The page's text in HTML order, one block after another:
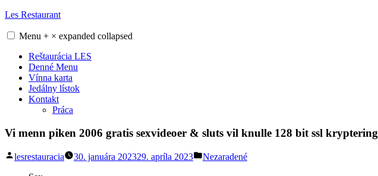
Skip
content
Les Restaurant
Menu + × expanded collapsed
Reštaurácia LES
Denné Menu
Vínna karta
Jedálny lístok
Kontakt
Práca
Vi menn piken 2006 gratis sexvideoer & sluts vil knulle 128 bit ssl kryptering
Posted
lesrestauracia 30. januára 202329. apríla 2023
Posted
Nezaradené